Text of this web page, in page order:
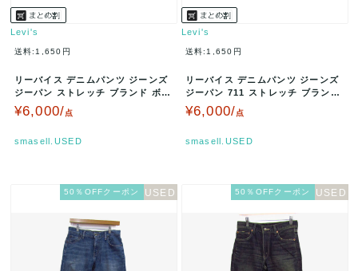
Levi's
送料:1,650円
リーバイス デニムパンツ ジーンズ
ジーパン ストレッチ ブランド ボト
ムス 日本製 レディース 2…
¥6,000/点
smasell.USED
Levi's
送料:1,650円
リーバイス デニムパンツ ジーンズ
ジーパン 711 ストレッチ ブランド
ボトムス レディース W…
¥6,000/点
smasell.USED
50％OFFクーポン 50％OFFクーポン